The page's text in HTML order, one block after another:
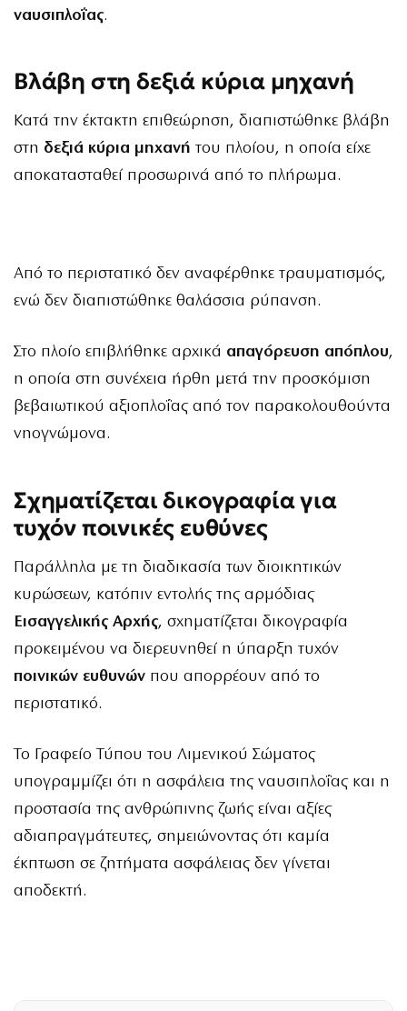
ναυσιπλοΐας.
Βλάβη στη δεξιά κύρια μηχανή
Κατά την έκτακτη επιθεώρηση, διαπιστώθηκε βλάβη
στη δεξιά κύρια μηχανή του πλοίου, η οποία είχε
αποκατασταθεί προσωρινά από το πλήρωμα.
Από το περιστατικό δεν αναφέρθηκε τραυματισμός,
ενώ δεν διαπιστώθηκε θαλάσσια ρύπανση.
Στο πλοίο επιβλήθηκε αρχικά απαγόρευση απόπλου,
η οποία στη συνέχεια ήρθη μετά την προσκόμιση
βεβαιωτικού αξιοπλοΐας από τον παρακολουθούντα
νηογνώμονα.
Σχηματίζεται δικογραφία για
τυχόν ποινικές ευθύνες
Παράλληλα με τη διαδικασία των διοικητικών
κυρώσεων, κατόπιν εντολής της αρμόδιας
Εισαγγελικής Αρχής, σχηματίζεται δικογραφία
προκειμένου να διερευνηθεί η ύπαρξη τυχόν
ποινικών ευθυνών που απορρέουν από το
περιστατικό.
Το Γραφείο Τύπου του Λιμενικού Σώματος
υπογραμμίζει ότι η ασφάλεια της ναυσιπλοΐας και η
προστασία της ανθρώπινης ζωής είναι αξίες
αδιαπραγμάτευτες, σημειώνοντας ότι καμία
έκπτωση σε ζητήματα ασφάλειας δεν γίνεται
αποδεκτή.